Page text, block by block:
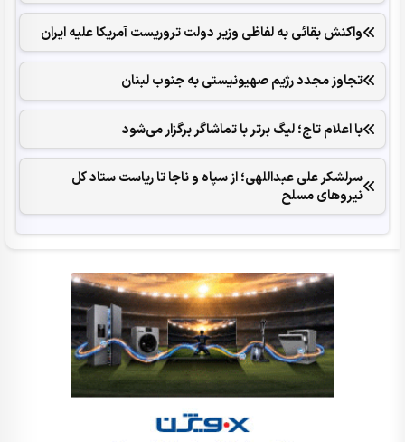
واکنش بقائی به لفاظی وزیر دولت تروریست آمریکا علیه ایران
تجاوز مجدد رژیم صهیونیستی به جنوب لبنان
با اعلام تاج؛ لیگ برتر با تماشاگر برگزار می‌شود
سرلشکر علی عبداللهی؛ از سپاه و ناجا تا ریاست ستاد کل
نیروهای مسلح